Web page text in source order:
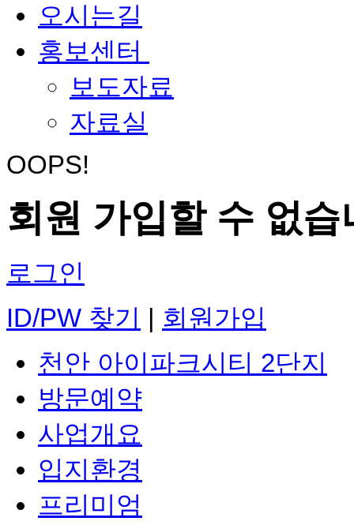
오시는길
홍보센터
보도자료
자료실
OOPS!
회원 가입할 수 없습
로그인
ID/PW 찾기 | 회원가입
천안 아이파크시티 2단지
방문예약
사업개요
입지환경
프리미엄